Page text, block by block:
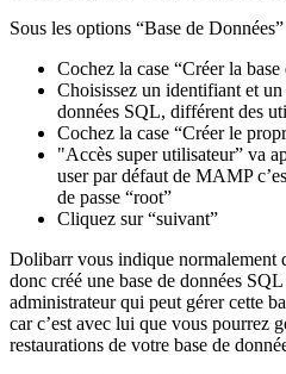
Sous les options “Base de Données”
Cochez la case “Créer la base
Choisissez un identifiant et
données SQL, différent des
Cochez la case “Créer le
"Accès super utilisateur” va
user par défaut de MAMP
de passe “root”
Cliquez sur “suivant”
Dolibarr vous indique normalement
donc créé une base de données
administrateur qui peut gérer cette
car c’est avec lui que vous pourrez
restaurations de votre base de